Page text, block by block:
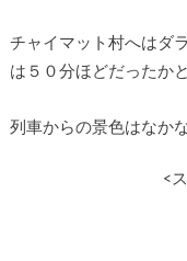
チャイマット村へはダ
は５０分ほどだったか
列車からの景色はなか
<